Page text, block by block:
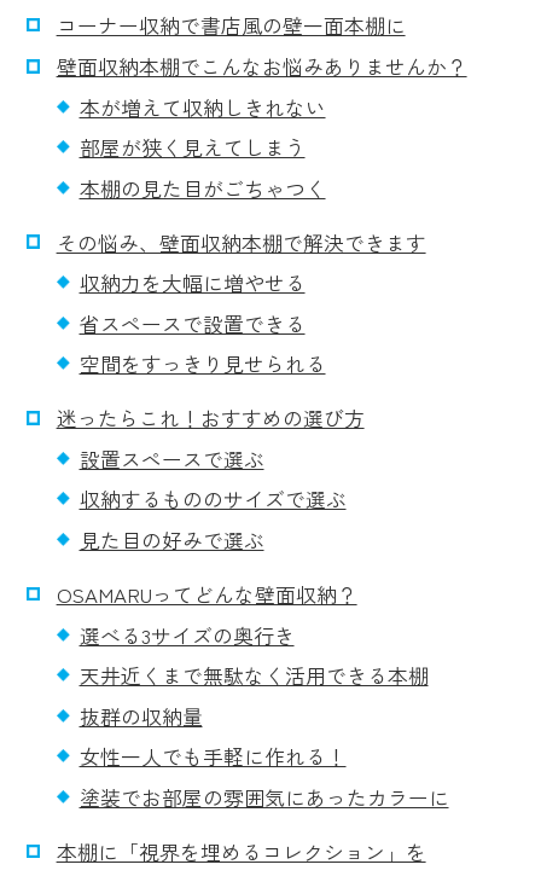
コーナー収納で書店風の壁一面本棚に
壁面収納本棚でこんなお悩みありませんか？
本が増えて収納しきれない
部屋が狭く見えてしまう
本棚の見た目がごちゃつく
その悩み、壁面収納本棚で解決できます
収納力を大幅に増やせる
省スペースで設置できる
空間をすっきり見せられる
迷ったらこれ！おすすめの選び方
設置スペースで選ぶ
収納するもののサイズで選ぶ
見た目の好みで選ぶ
OSAMARUってどんな壁面収納？
選べる3サイズの奥行き
天井近くまで無駄なく活用できる本棚
抜群の収納量
女性一人でも手軽に作れる！
塗装でお部屋の雰囲気にあったカラーに
本棚に「視界を埋めるコレクション」を